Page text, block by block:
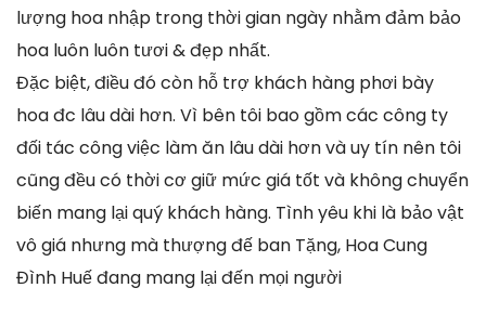
lượng hoa nhập trong thời gian ngày nhằm đảm bảo
hoa luôn luôn tươi & đẹp nhất.
Đặc biệt, điều đó còn hỗ trợ khách hàng phơi bày
hoa đc lâu dài hơn. Vì bên tôi bao gồm các công ty
đối tác công việc làm ăn lâu dài hơn và uy tín nên tôi
cũng đều có thời cơ giữ mức giá tốt và không chuyển
biến mang lại quý khách hàng. Tình yêu khi là bảo vật
vô giá nhưng mà thượng đế ban Tặng, Hoa Cung
Đình Huế đang mang lại đến mọi người